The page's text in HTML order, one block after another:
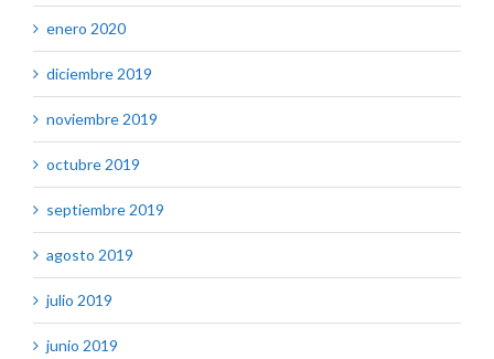
enero 2020
diciembre 2019
noviembre 2019
octubre 2019
septiembre 2019
agosto 2019
julio 2019
junio 2019